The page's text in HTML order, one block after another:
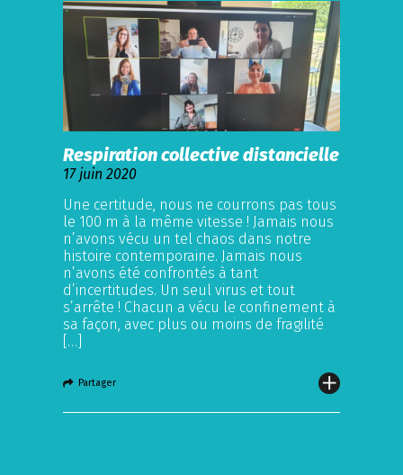
Respiration collective distancielle
17 juin 2020
Une certitude, nous ne courrons pas tous
le 100 m à la même vitesse ! Jamais nous
n’avons vécu un tel chaos dans notre
histoire contemporaine. Jamais nous
n’avons été confrontés à tant
d’incertitudes. Un seul virus et tout
s’arrête ! Chacun a vécu le confinement à
sa façon, avec plus ou moins de fragilité
[…]
Partager